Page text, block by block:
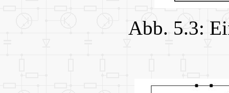
Abb. 5.3: